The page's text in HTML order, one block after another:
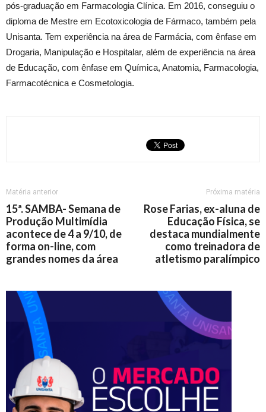
pós-graduação em Farmacologia Clínica. Em 2016, conseguiu o
diploma de Mestre em Ecotoxicologia de Fármaco, também pela
Unisanta. Tem experiência na área de Farmácia, com ênfase em
Drogaria, Manipulação e Hospitalar, além de experiência na área
de Educação, com ênfase em Química, Anatomia, Farmacologia,
Farmacotécnica e Cosmetologia.
Matéria anterior
15ª. SAMBA- Semana de
Produção Multimídia
acontece de 4 a 9/10, de
forma on-line, com
grandes nomes da área
Próxima matéria
Rose Farias, ex-aluna de
Educação Física, se
destaca mundialmente
como treinadora de
atletismo paralímpico